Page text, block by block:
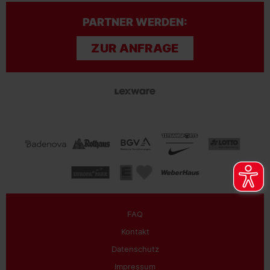
PARTNER WERDEN:
ZUR ANFRAGE
FAQ
Kontakt
Datenschutz
Impressum